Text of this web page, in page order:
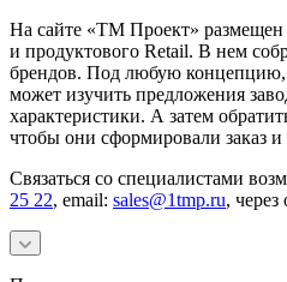
На сайте «ТМ Проект» размещен
и продуктового Retail. В нем
брендов. Под любую
может изучить предложения
характеристики. А затем
чтобы они сформировали заказ и
Связаться со специалистами
25 22, email: sales@1tmp.ru, через